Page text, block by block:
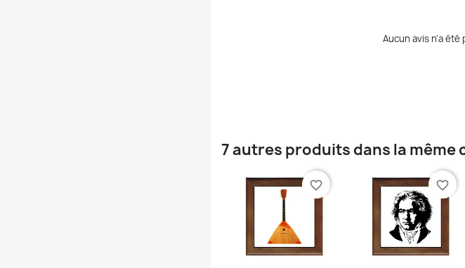
Aucun avis n'a été
7 autres produits dans la même
favorite_border favorite_border